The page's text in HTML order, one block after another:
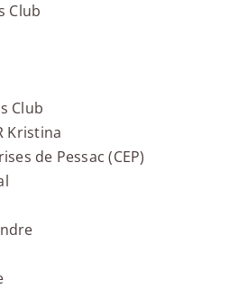
Club
Club
Kristina
de Pessac (CEP)